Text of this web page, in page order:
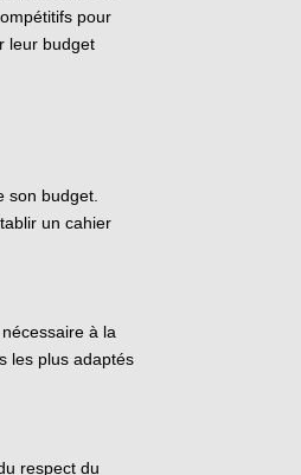
pour
leur budget
son budget.
un cahier
à la
les plus adaptés
respect du